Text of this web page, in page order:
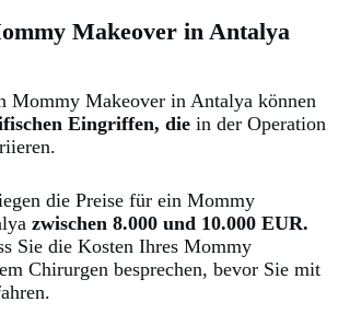
Makeover in Antalya
Mommy Makeover in Antalya können
Eingriffen, die in der Operation
die Preise für ein Mommy
zwischen 8.000 und 10.000 EUR.
Sie die Kosten Ihres Mommy
Chirurgen besprechen, bevor Sie mit